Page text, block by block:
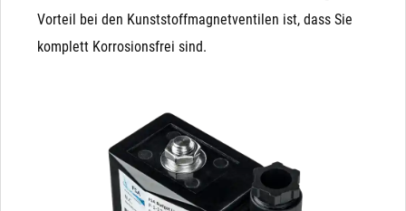
Vorteil bei den Kunststoffmagnetventilen ist, dass Sie
komplett Korrosionsfrei sind.